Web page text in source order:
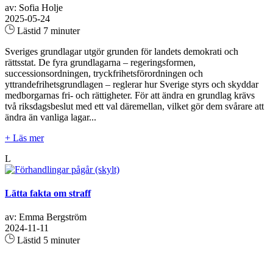
av: Sofia Holje
2025-05-24
Lästid 7 minuter
Sveriges grundlagar utgör grunden för landets demokrati och
rättsstat. De fyra grundlagarna – regeringsformen,
successionsordningen, tryckfrihetsförordningen och
yttrandefrihetsgrundlagen – reglerar hur Sverige styrs och skyddar
medborgarnas fri- och rättigheter. För att ändra en grundlag krävs
två riksdagsbeslut med ett val däremellan, vilket gör dem svårare att
ändra än vanliga lagar...
+ Läs mer
L
Lätta fakta om straff
av: Emma Bergström
2024-11-11
Lästid 5 minuter